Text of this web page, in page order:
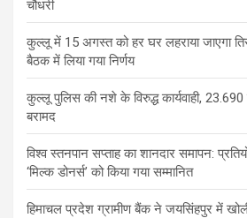
चौधरी
कुल्लू में 15 अगस्त को हर घर लहराया जाएगा
बैठक में लिया गया निर्णय
कुल्लू पुलिस की नशे के विरुद्ध कार्यवाही, 23.690
बरामद
विश्व स्तनपान सप्ताह का शानदार समापन:
‘मिल्क डोनर्स’ को किया गया सम्मानित
हिमाचल प्रदेश ग्रामीण बैंक ने जयसिंहपुर में